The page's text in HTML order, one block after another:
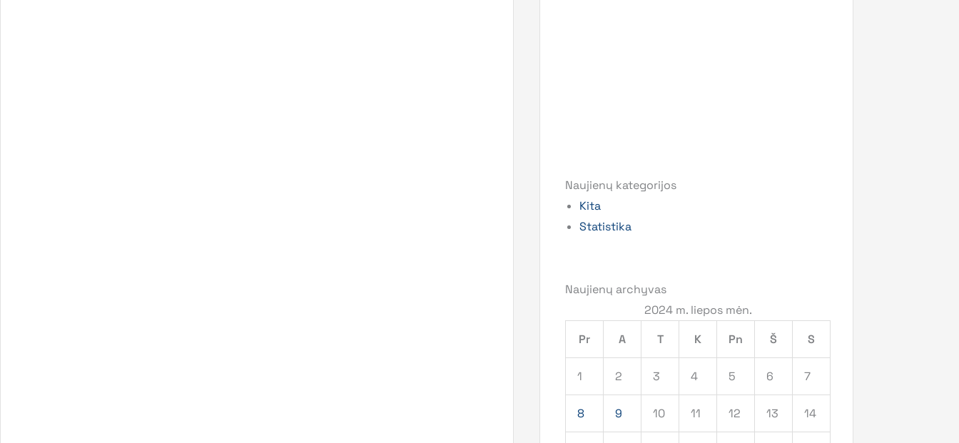
Naujienų kategorijos
Kita
Statistika
Naujienų archyvas
2024 m. liepos mėn.
Pr
A T K Pn Š S
1 2 3 4 5 6 7
8 9 10 11 12 13 14